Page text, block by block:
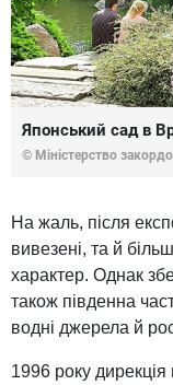
Японський сад в
© Міністерство
На жаль, після
вивезені, та й
характер. Однак
також південна
водні джерела й
1996 року